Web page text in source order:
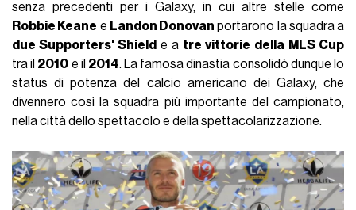
senza precedenti per i Galaxy, in cui altre stelle come
Robbie Keane e Landon Donovan portarono la squadra a
due Supporters' Shield e a tre vittorie della MLS Cup
tra il 2010 e il 2014. La famosa dinastia consolidò dunque lo
status di potenza del calcio americano dei Galaxy, che
divennero così la squadra più importante del campionato,
nella città dello spettacolo e della spettacolarizzazione.